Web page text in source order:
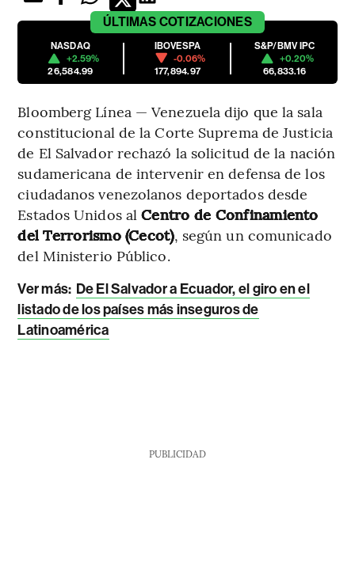
ÚLTIMAS COTIZACIONES
NASDAQ
+2.59%
26,584.99
IBOVESPA
-0.06%
177,894.97
S&P/BMV IPC
+0.20%
66,833.16
Bloomberg Línea — Venezuela dijo que la sala
constitucional de la Corte Suprema de Justicia
de El Salvador rechazó la solicitud de la nación
sudamericana de intervenir en defensa de los
ciudadanos venezolanos deportados desde
Estados Unidos alCentro de Confinamiento
del Terrorismo (Cecot), según un comunicado
del Ministerio Público.
Ver más: De El Salvador a Ecuador, el giro en el
listado de los países más inseguros de
Latinoamérica
PUBLICIDAD